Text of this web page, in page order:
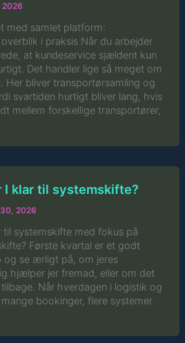
2026
med samlet platform:
i praksis Når du arbejder
at kundeservice sjældent kun
Det handler lige så meget om
Her bliver transportørsamling og
svartiden hurtigt bliver lang, hvis
mellem forskellige transportører,
I klar til systemskifte?
2026
til systemskifte med fokus på
Første kvartal er et godt
se ærligt på, om jeres
hjælper jer fremad, eller om det
Når hverdagen i logistik og
bookinger, flere systemer